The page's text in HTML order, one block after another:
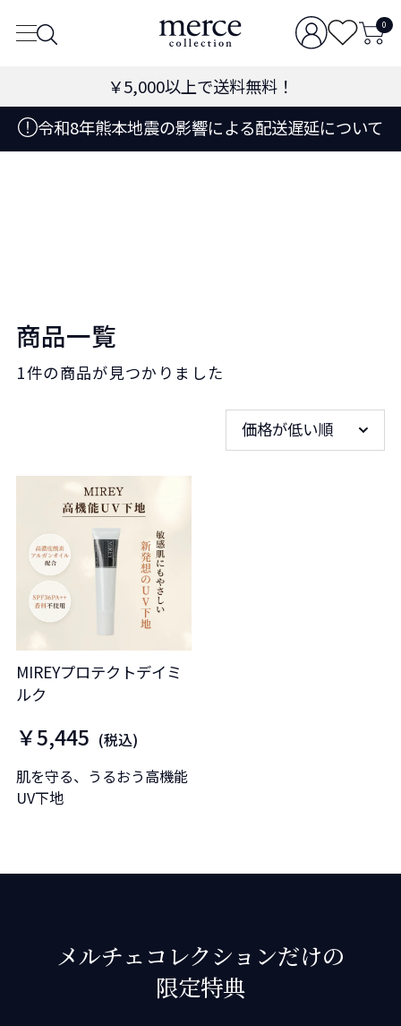
0
￥5,000以上で送料無料！
令和8年熊本地震の影響による配送遅延について
商品一覧
1件の商品が見つかりました
価格が低い順
MIREYプロテクトデイミ
ルク
￥5,445 (税込)
肌を守る、うるおう高機能
UV下地
メルチェコレクションだけの
限定特典